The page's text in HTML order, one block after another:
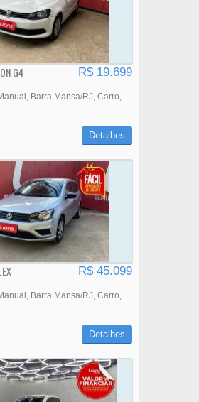
G4 R$ 19.699
Barra Mansa/RJ Carro
Detalhes
R$ 45.099
Barra Mansa/RJ Carro
Detalhes